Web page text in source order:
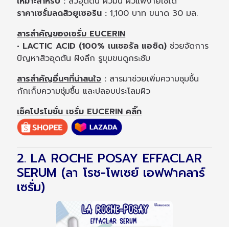
ราคาเซรั่มลดสิวยูเซอริน :1,100 บาท ขนาด 30 มล.
สารสำคัญของเซรั่ม EUCERIN
• LACTIC ACID (100% เนเชอรัล แอซิด) ช่วยจัดการ
ปัญหาสิวอุดตัน ฝังลึก รูขุมขนดูกระชับ
สารสำคัญอื่นๆที่น่าสนใจ : สารมาช่วยเพิ่มความชุมชื้น
กักเก็บความชุ่มชื้น และปลอบประโลมผิว
เช็คโปรโมชั่น เซรั่ม EUCERIN คลิ๊ก
2. LA ROCHE POSAY EFFACLAR
SERUM (ลา โรช-โพเซย์ เอฟฟาคลาร์
เซรั่ม)